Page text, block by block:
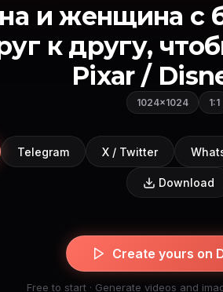
и женщина с
к другу,
Pixar /
1024×1024 1:1
Telegram X / Twitter
Download
Create yours on
Free to start · Generate videos and